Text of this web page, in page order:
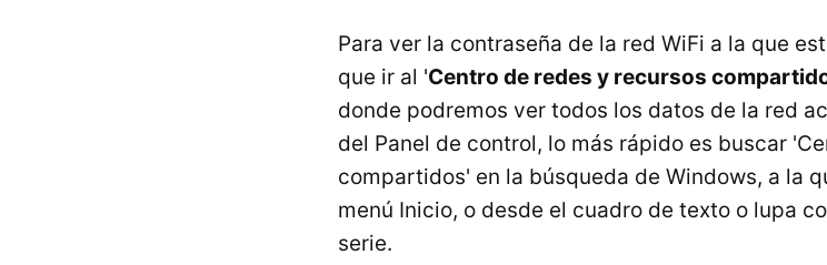
Para ver la contraseña de la red WiFi a la que
que ir al 'Centro de redes y recursos
donde podremos ver todos los datos de la red
del Panel de control, lo más rápido es buscar
compartidos' en la búsqueda de Windows, a la
menú Inicio, o desde el cuadro de texto o lupa
serie.